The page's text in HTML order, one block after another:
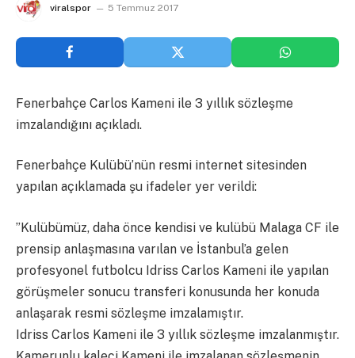
viralspor 5 Temmuz 2017
Fenerbahçe Carlos Kameni ile 3 yıllık sözleşme
imzalandığını açıkladı.
Fenerbahçe Kulübü’nün resmi internet sitesinden
yapılan açıklamada şu ifadeler yer verildi:
”Kulübümüz, daha önce kendisi ve kulübü Malaga CF ile
prensip anlaşmasına varılan ve İstanbul’a gelen
profesyonel futbolcu Idriss Carlos Kameni ile yapılan
görüşmeler sonucu transferi konusunda her konuda
anlaşarak resmi sözleşme imzalamıştır.
Idriss Carlos Kameni ile 3 yıllık sözleşme imzalanmıştır.